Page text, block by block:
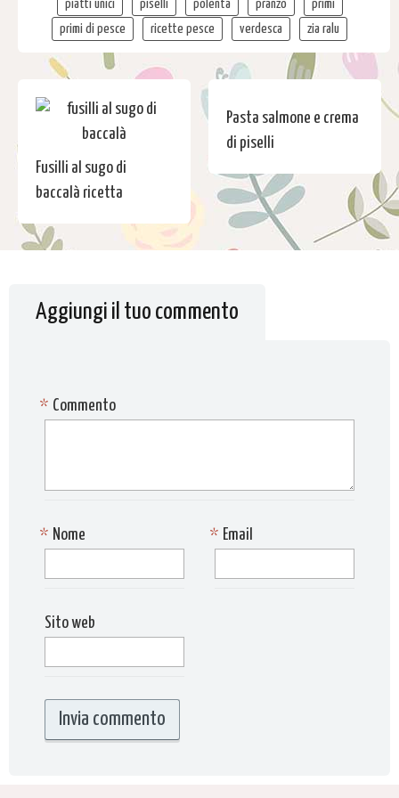
piatti unici piselli polenta pranzo
primi
primi di pesce
ricette pesce verdesca zia ralu
Fusilli al sugo di
baccalà ricetta
Pasta salmone e crema
di piselli
Aggiungi il tuo commento
Commento
*
Nome
* Email
*
Sito web